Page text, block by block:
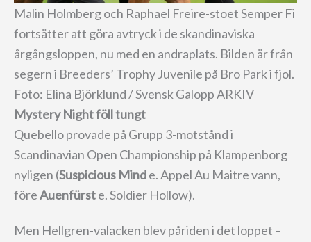
Malin Holmberg och Raphael Freire-stoet Semper Fi
fortsätter att göra avtryck i de skandinaviska
årgångsloppen, nu med en andraplats. Bilden är från
segern i Breeders’ Trophy Juvenile på Bro Park i fjol.
Foto: Elina Björklund / Svensk Galopp ARKIV
Mystery Night föll tungt
Quebello provade på Grupp 3-motstånd i
Scandinavian Open Championship på Klampenborg
nyligen (Suspicious Minde. Appel Au Maitre vann,
föreAuenfürste. Soldier Hollow).
Men Hellgren-valacken blev påriden i det loppet –